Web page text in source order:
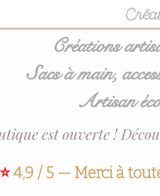
Créations
Sacs à main,
Artisan
4,9 / 5 — Merci à
est ouverte !